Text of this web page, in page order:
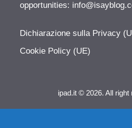
opportunities:
Dichiarazione sulla Privacy
Cookie Policy (UE)
ipad.it © 2026. All right